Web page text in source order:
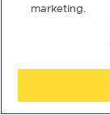
marketing.